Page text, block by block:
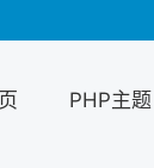
PHP主题